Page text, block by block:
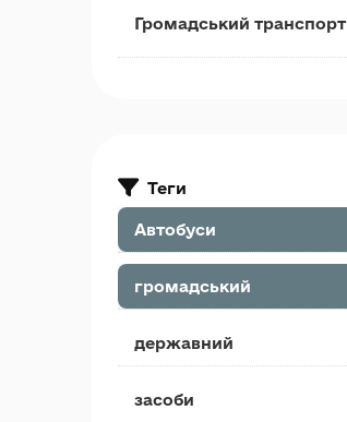
Громадський транспорт
Теги
Автобуси
громадський
державний
засоби